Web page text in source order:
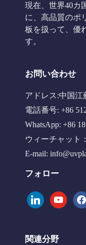
現在、世界40カ
に、高品質のポ
板を扱って、優
す。
お問い合わせ
アドレス:中国江
電話番号: +86
WhatsApp: +86
ウィーチャット
E-mail:
フォロー
linkedinyoutube
関連分野